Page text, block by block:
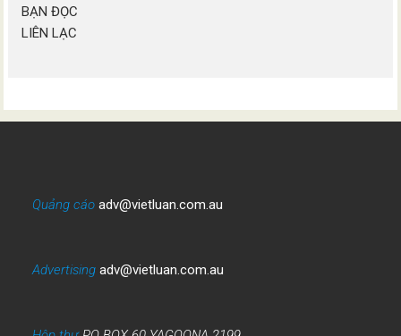
BẠN ĐỌC
LIÊN LẠC
Quảng cáo adv@vietluan.com.au
Advertising adv@vietluan.com.au